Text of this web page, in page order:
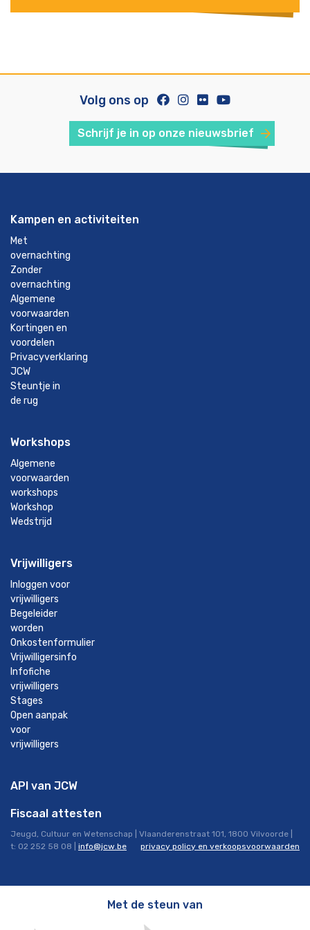
Volg ons op
Schrijf je in op onze nieuwsbrief
Kampen en activiteiten
Met
overnachting
Zonder
overnachting
Algemene
voorwaarden
Kortingen en
voordelen
Privacyverklaring
JCW
Steuntje in
de rug
Workshops
Algemene
voorwaarden
workshops
Workshop
Wedstrijd
Vrijwilligers
Inloggen voor
vrijwilligers
Begeleider
worden
Onkostenformulier
Vrijwilligersinfo
Infofiche
vrijwilligers
Stages
Open aanpak
voor
vrijwilligers
API van JCW
Fiscaal attesten
Jeugd, Cultuur en Wetenschap | Vlaanderenstraat 101, 1800 Vilvoorde |
t: 02 252 58 08 | info@jcw.be privacy policy en verkoopsvoorwaarden
Met de steun van